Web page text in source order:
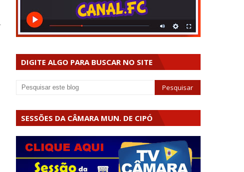
DIGITE ALGO PARA BUSCAR NO SITE
SESSÕES DA CÂMARA MUN. DE CIPÓ